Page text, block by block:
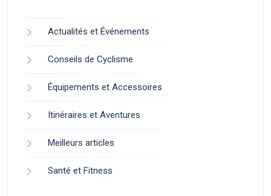
Actualités et Événements
Conseils de Cyclisme
Équipements et Accessoires
Itinéraires et Aventures
Meilleurs articles
Santé et Fitness